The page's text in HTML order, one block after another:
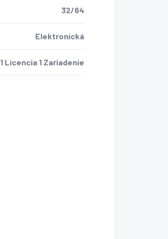
32/64
Elektronická
1 Licencia 1 Zariadenie